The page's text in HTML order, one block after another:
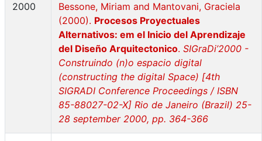
2000
Bessone, Miriam and Mantovani, Graciela
(2000). Procesos Proyectuales
Alternativos: em el Inicio del Aprendizaje
del Diseño Arquitectonico. SIGraDi’2000 -
Construindo (n)o espacio digital
(constructing the digital Space) [4th
SIGRADI Conference Proceedings / ISBN
85-88027-02-X] Rio de Janeiro (Brazil) 25-
28 september 2000, pp. 364-366